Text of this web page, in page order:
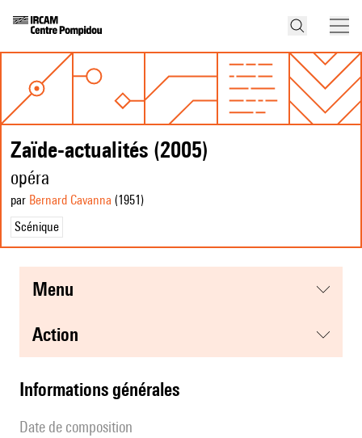
Zaïde-actualités (2005)
opéra
par Bernard Cavanna (1951 )
Scénique
menu
action
informations générales
date de composition